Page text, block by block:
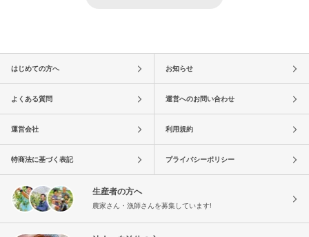
はじめての方へ お知らせ
よくある質問 運営へのお問い合わせ
運営会社 利用規約
特商法に基づく表記 プライバシーポリシー
生産者の方へ
農家さん・漁師さんを募集しています!